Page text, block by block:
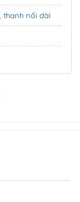
thanh nối dài